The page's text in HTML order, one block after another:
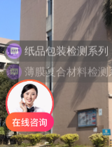
纸品包装检测系列
薄膜复合材料检测